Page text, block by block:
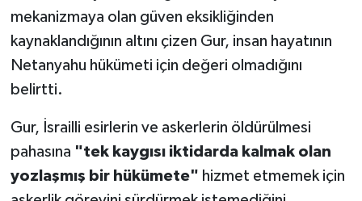
mekanizmaya olan güven eksikliğinden
kaynaklandığının altını çizen Gur, insan hayatının
Netanyahu hükümeti için değeri olmadığını
belirtti.
Gur, İsrailli esirlerin ve askerlerin öldürülmesi
pahasına "tek kaygısı iktidarda kalmak olan
yozlaşmış bir hükümete" hizmet etmemek için